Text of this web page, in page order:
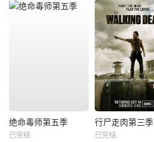
绝命毒师第五季
已完结
行尸走肉第三季
已完结